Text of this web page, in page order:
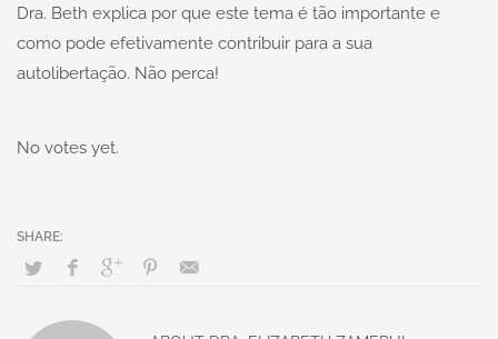
Dra. Beth explica por que este tema é tão importante e
como pode efetivamente contribuir para a sua
autolibertação. Não perca!
No votes yet.